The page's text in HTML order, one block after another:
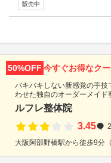
販売中
50%OFF 今すぐお得なク
バキバキしない新感覚の手
わせた独自のオーダーメイド
ルフレ整体院
3.45
大阪阿部野橋駅から徒歩9分